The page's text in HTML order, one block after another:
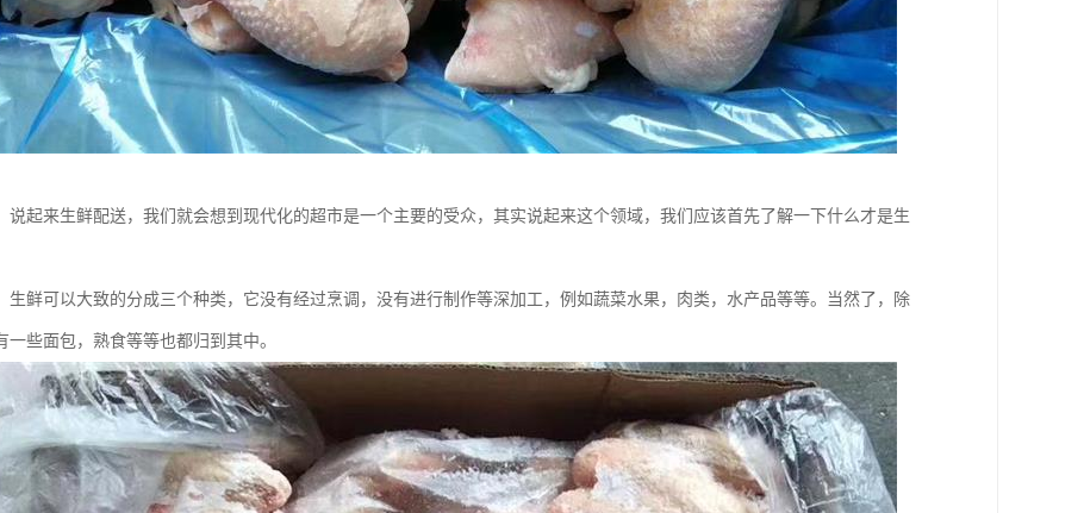
说起来生鲜配送，我们就会想到现代化的超市是一个主要的受众，其实说起来这个领域，我们应该首先了解一下什么才是生
生鲜可以大致的分成三个种类，它没有经过烹调，没有进行制作等深加工，例如蔬菜水果，肉类，水产品等等。当然了，除
一些面包，熟食等等也都归到其中。